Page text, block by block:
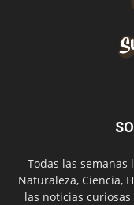
Todas las
Naturaleza, Ciencia,
las noticias